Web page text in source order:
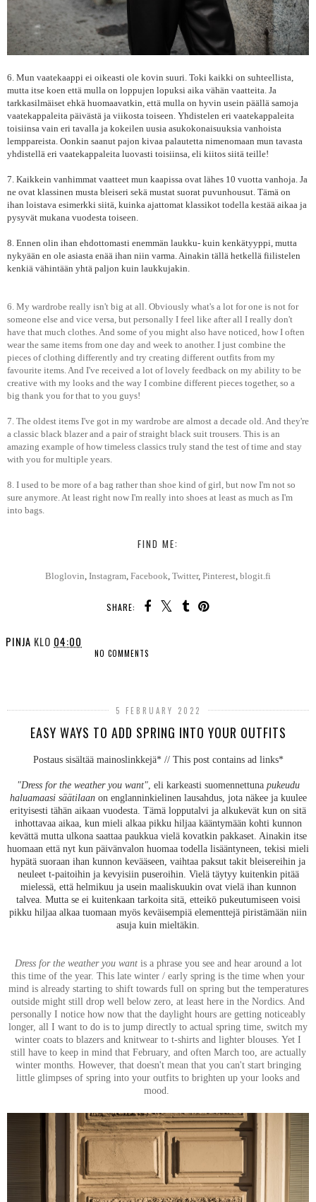
6. Mun vaatekaappi ei oikeasti ole kovin suuri. Toki kaikki on suhteellista,
mutta itse koen että mulla on loppujen lopuksi aika vähän vaatteita. Ja
tarkkasilmäiset ehkä huomaavatkin, että mulla on hyvin usein päällä samoja
vaatekappaleita päivästä ja viikosta toiseen. Yhdistelen eri vaatekappaleita
toisiinsa vain eri tavalla ja kokeilen uusia asukokonaisuuksia vanhoista
lemppareista. Oonkin saanut pajon kivaa palautetta nimenomaan mun tavasta
yhdistellä eri vaatekappaleita luovasti toisiinsa, eli kiitos siitä teille!
7. Kaikkein vanhimmat vaatteet mun kaapissa ovat lähes 10 vuotta vanhoja. Ja
ne ovat klassinen musta bleiseri sekä mustat suorat puvunhousut. Tämä on
ihan loistava esimerkki siitä, kuinka ajattomat klassikot todella kestää aikaa ja
pysyvät mukana vuodesta toiseen.
8. Ennen olin ihan ehdottomasti enemmän laukku- kuin kenkätyyppi, mutta
nykyään en ole asiasta enää ihan niin varma. Ainakin tällä hetkellä fiilistelen
kenkiä vähintään yhtä paljon kuin laukkujakin.
6. My wardrobe really isn't big at all. Obviously what's a lot for one is not for
someone else and vice versa, but personally I feel like after all I really don't
have that much clothes. And some of you might also have noticed, how I often
wear the same items from one day and week to another. I just combine the
pieces of clothing differently and try creating different outfits from my
favourite items. And I've received a lot of lovely feedback on my ability to be
creative with my looks and the way I combine different pieces together, so a
big thank you for that to you guys!
7. The oldest items I've got in my wardrobe are almost a decade old. And they're
a classic black blazer and a pair of straight black suit trousers. This is an
amazing example of how timeless classics truly stand the test of time and stay
with you for multiple years.
8. I used to be more of a bag rather than shoe kind of girl, but now I'm not so
sure anymore. At least right now I'm really into shoes at least as much as I'm
into bags.
FIND ME:
Bloglovin, Instagram, Facebook, Twitter, Pinterest, blogit.fi
SHARE:
PINJA KLO 04:00
NO COMMENTS
5 FEBRUARY 2022
EASY WAYS TO ADD SPRING INTO YOUR OUTFITS
Postaus sisältää mainoslinkkejä* // This post contains ad links*
"Dress for the weather you want", eli karkeasti suomennettuna pukeudu
haluamaasi säätilaanon englanninkielinen lausahdus, jota näkee ja kuulee
erityisesti tähän aikaan vuodesta. Tämä lopputalvi ja alkukevät kun on sitä
inhottavaa aikaa, kun mieli alkaa pikku hiljaa kääntymään kohti kunnon
kevättä mutta ulkona saattaa paukkua vielä kovatkin pakkaset. Ainakin itse
huomaan että nyt kun päivänvalon huomaa todella lisääntyneen, tekisi mieli
hypätä suoraan ihan kunnon kevääseen, vaihtaa paksut takit bleisereihin ja
neuleet t-paitoihin ja kevyisiin puseroihin. Vielä täytyy kuitenkin pitää
mielessä, että helmikuu ja usein maaliskuukin ovat vielä ihan kunnon
talvea. Mutta se ei kuitenkaan tarkoita sitä, etteikö pukeutumiseen voisi
pikku hiljaa alkaa tuomaan myös keväisempiä elementtejä piristämään niin
asuja kuin mieltäkin.
Dress for the weather you wantis a phrase you see and hear around a lot
this time of the year. This late winter / early spring is the time when your
mind is already starting to shift towards full on spring but the temperatures
outside might still drop well below zero, at least here in the Nordics. And
personally I notice how now that the daylight hours are getting noticeably
longer, all I want to do is to jump directly to actual spring time, switch my
winter coats to blazers and knitwear to t-shirts and lighter blouses. Yet I
still have to keep in mind that February, and often March too, are actually
winter months. However, that doesn't mean that you can't start bringing
little glimpses of spring into your outfits to brighten up your looks and
mood.